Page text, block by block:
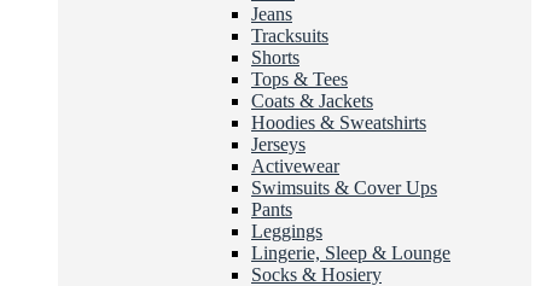
Jeans
Tracksuits
Shorts
Tops & Tees
Coats & Jackets
Hoodies & Sweatshirts
Jerseys
Activewear
Swimsuits & Cover Ups
Pants
Leggings
Lingerie, Sleep & Lounge
Socks & Hosiery